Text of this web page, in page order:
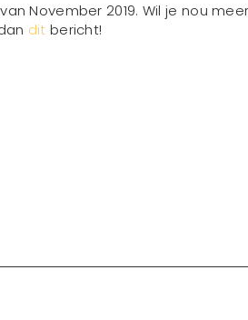
November 2019. Wil je nou
dit bericht!